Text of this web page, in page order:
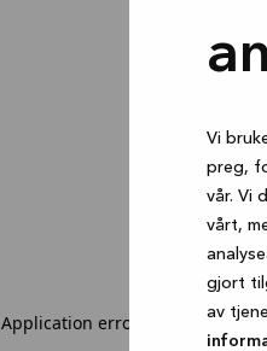
Vi
preg,
vår. Vi
vårt,
gjort
av
Application error: a client-side